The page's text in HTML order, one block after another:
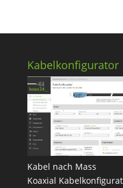
Kabelkonfigurator
Kabel nach Mass
Koaxial